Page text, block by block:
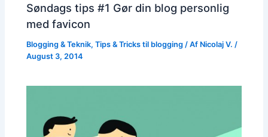
Søndags tips #1 Gør din blog personlig
med favicon
Blogging & Teknik,Tips & Tricks til blogging / Af Nicolaj V. /
August 3, 2014